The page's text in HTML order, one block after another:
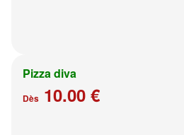
Pizza diva
Dès 10.00 €